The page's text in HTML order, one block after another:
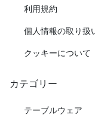
利用規約
個人情報の取り扱
クッキーについて
カテゴリー
テーブルウェア